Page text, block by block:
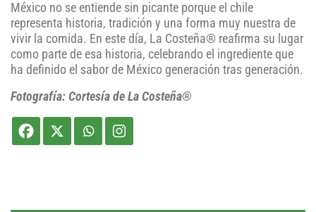
México no se entiende sin picante porque el chile
representa historia, tradición y una forma muy nuestra de
vivir la comida. En este día, La Costeña® reafirma su lugar
como parte de esa historia, celebrando el ingrediente que
ha definido el sabor de México generación tras generación.
Fotografía: Cortesía de La Costeña®